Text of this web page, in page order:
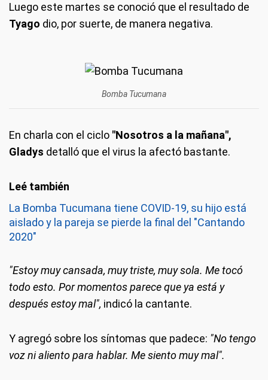
Luego este martes se conoció que el resultado de
Tyago dio, por suerte, de manera negativa.
Bomba Tucumana
En charla con el ciclo "Nosotros a la mañana",
Gladys detalló que el virus la afectó bastante.
La Bomba Tucumana tiene COVID-19, su hijo está
aislado y la pareja se pierde la final del "Cantando
2020"
"Estoy muy cansada, muy triste, muy sola. Me tocó
todo esto. Por momentos parece que ya está y
después estoy mal", indicó la cantante.
Y agregó sobre los síntomas que padece: "No tengo
voz ni aliento para hablar. Me siento muy mal".